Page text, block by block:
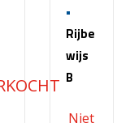
Rijbe
wijs
B